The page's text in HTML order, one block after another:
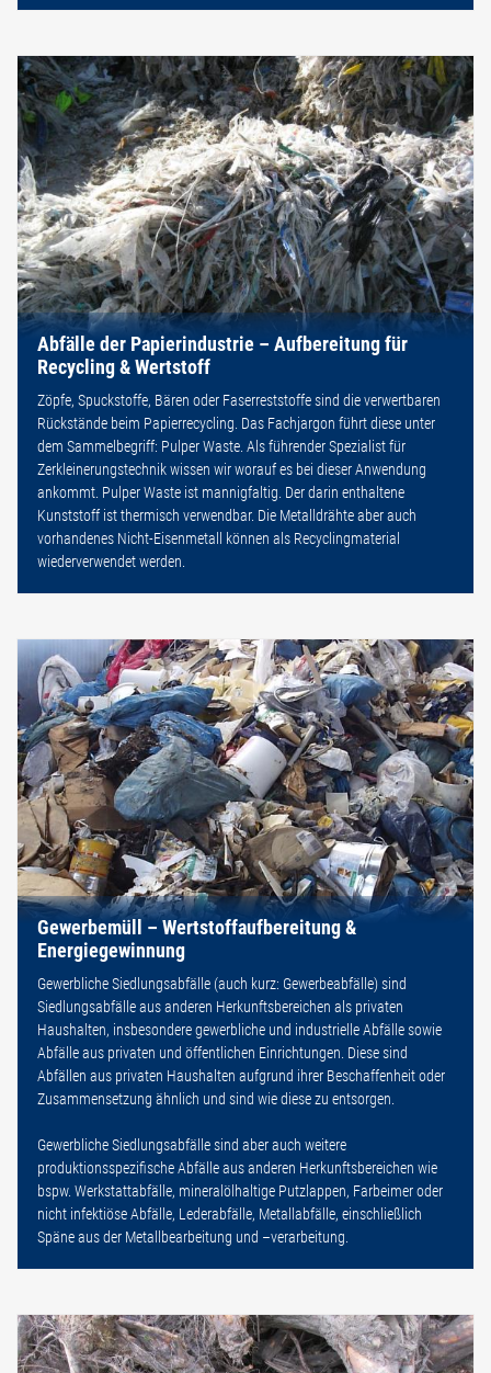
Abfälle der Papierindustrie – Aufbereitung für
Recycling & Wertstoff
Zöpfe, Spuckstoffe, Bären oder Faserreststoffe sind die verwertbaren
Rückstände beim Papierrecycling. Das Fachjargon führt diese unter
dem Sammelbegriff: Pulper Waste. Als führender Spezialist für
Zerkleinerungstechnik wissen wir worauf es bei dieser Anwendung
ankommt. Pulper Waste ist mannigfaltig. Der darin enthaltene
Kunststoff ist thermisch verwendbar. Die Metalldrähte aber auch
vorhandenes Nicht-Eisenmetall können als Recyclingmaterial
wiederverwendet werden.
Gewerbemüll – Wertstoffaufbereitung &
Energiegewinnung
Gewerbliche Siedlungsabfälle (auch kurz: Gewerbeabfälle) sind
Siedlungsabfälle aus anderen Herkunftsbereichen als privaten
Haushalten, insbesondere gewerbliche und industrielle Abfälle sowie
Abfälle aus privaten und öffentlichen Einrichtungen. Diese sind
Abfällen aus privaten Haushalten aufgrund ihrer Beschaffenheit oder
Zusammensetzung ähnlich und sind wie diese zu entsorgen.
Gewerbliche Siedlungsabfälle sind aber auch weitere
produktionsspezifische Abfälle aus anderen Herkunftsbereichen wie
bspw. Werkstattabfälle, mineralölhaltige Putzlappen, Farbeimer oder
nicht infektiöse Abfälle, Lederabfälle, Metallabfälle, einschließlich
Späne aus der Metallbearbeitung und –verarbeitung.